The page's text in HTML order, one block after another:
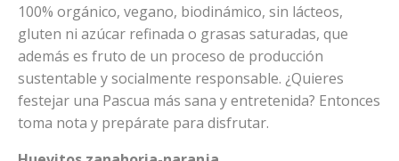
100% orgánico, vegano, biodinámico, sin lácteos,
gluten ni azúcar refinada o grasas saturadas, que
además es fruto de un proceso de producción
sustentable y socialmente responsable. ¿Quieres
festejar una Pascua más sana y entretenida? Entonces
toma nota y prepárate para disfrutar.